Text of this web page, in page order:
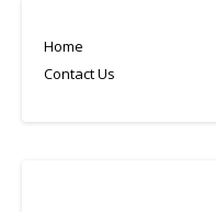
Home
Contact Us